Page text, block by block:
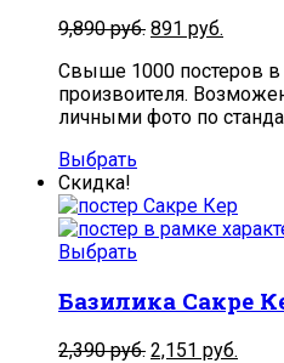
9,890руб. 891 руб.
Свыше 1000 постеров в
произвоителя.
личными фото по
Выбрать
Скидка!
Выбрать
Базилика Сакре
2,390руб. 2,151 руб.